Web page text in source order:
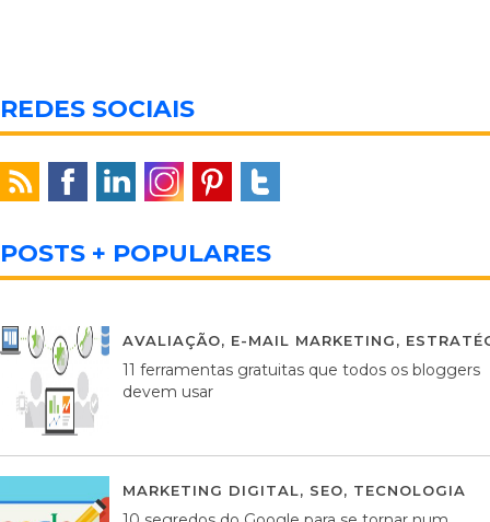
REDES SOCIAIS
POSTS + POPULARES
AVALIAÇÃO, E-MAIL MARKETING,
11 ferramentas gratuitas que todos os bloggers
devem usar
MARKETING DIGITAL, SEO, TECNOLOGIA